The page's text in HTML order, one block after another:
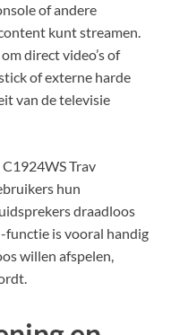
of andere
kunt streamen.
direct video’s of
of externe harde
van de televisie
Trav
hun
draadloos
functie is vooral handig
willen afspelen,